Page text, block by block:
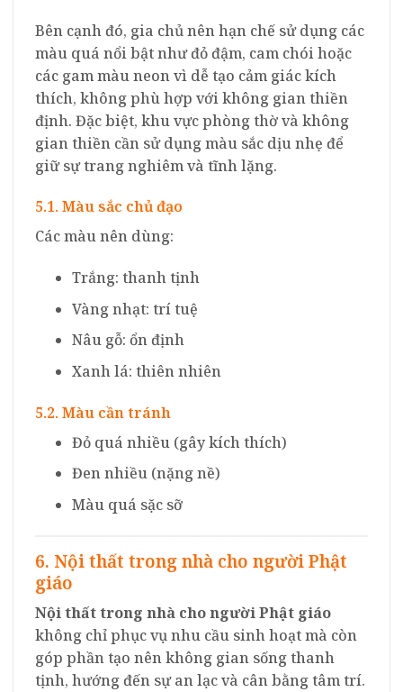
Bên cạnh đó, gia chủ nên hạn chế sử dụng các
màu quá nổi bật như đỏ đậm, cam chói hoặc
các gam màu neon vì dễ tạo cảm giác kích
thích, không phù hợp với không gian thiền
định. Đặc biệt, khu vực phòng thờ và không
gian thiền cần sử dụng màu sắc dịu nhẹ để
giữ sự trang nghiêm và tĩnh lặng.
5.1. Màu sắc chủ đạo
Các màu nên dùng:
Trắng: thanh tịnh
Vàng nhạt: trí tuệ
Nâu gỗ: ổn định
Xanh lá: thiên nhiên
5.2. Màu cần tránh
Đỏ quá nhiều (gây kích thích)
Đen nhiều (nặng nề)
Màu quá sặc sỡ
6. Nội thất trong nhà cho người Phật
giáo
Nội thất trong nhà cho người Phật giáo
không chỉ phục vụ nhu cầu sinh hoạt mà còn
góp phần tạo nên không gian sống thanh
tịnh, hướng đến sự an lạc và cân bằng tâm trí.